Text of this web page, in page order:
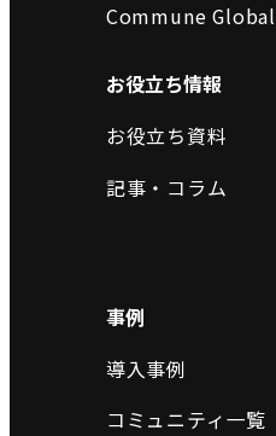
Commune Global
お役立ち情報
お役立ち資料
記事・コラム
事例
導入事例
コミュニティ一覧